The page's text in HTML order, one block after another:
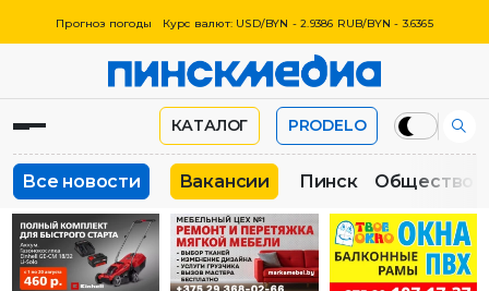
Прогноз погоды Курс валют: USD/BYN - 2.9386 RUB/BYN - 3.6365
КАТАЛОГ PRODELO
Все новости Вакансии Пинск Общество